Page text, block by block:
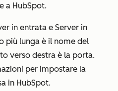
a HubSpot.
in entrata e Server in
più lunga è il nome del
verso destra è la porta.
per impostare la
in HubSpot.